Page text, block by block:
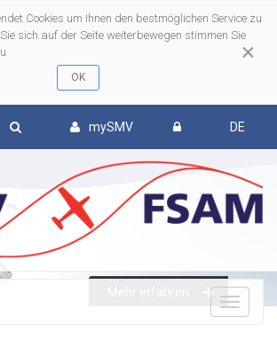
×
Cookies um Ihnen den bestmöglichen Service zu
sich auf der Seite weiterbewegen stimmen Sie
mySMV DE